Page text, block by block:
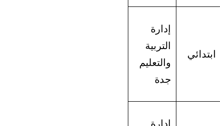
ابتدائي
إدارة
التربية
والتعليم
جدة